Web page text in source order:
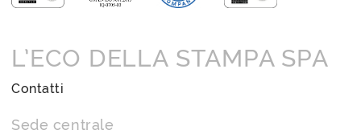
L’ECO DELLA STAMPA SPA
Contatti
Sede centrale